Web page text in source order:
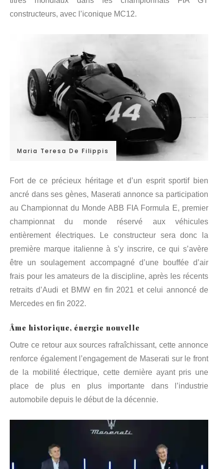
constructeurs, avec l’iconique MC12.
Maria Teresa De Filippis
Fort de ce précieux héritage et d’un esprit sportif bien
ancré dans ses gènes, Maserati annonce sa participation
au Championnat du Monde ABB FIA Formula E, premier
championnat du monde réservé aux véhicules
entièrement électriques. Le constructeur sera donc la
première marque italienne à s’y inscrire, ce qui s’avère
être un soulagement accompagné d’une bouffée d’air
frais pour les amateurs de la discipline, après les récents
retraits d’Audi et BMW en fin 2021 et celui annoncé de
Mercedes en fin 2022.
Âme historique, énergie nouvelle
Outre ce retour aux sources rafraîchissant, cette annonce
renforce également l’engagement de Maserati sur le front
de la mobilité électrique, cette dernière ayant pris une
place de plus en plus importante dans l’industrie
automobile depuis le début de la décennie.